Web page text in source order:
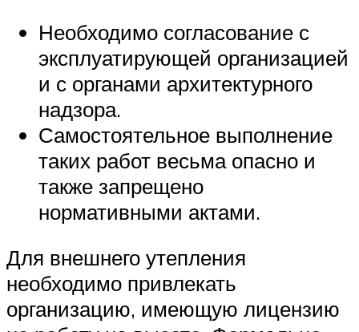
Необходимо согласование с
эксплуатирующей организацией
и с органами архитектурного
надзора.
Самостоятельное выполнение
таких работ весьма опасно и
также запрещено
нормативными актами.
Для внешнего утепления
необходимо привлекать
организацию, имеющую лицензию